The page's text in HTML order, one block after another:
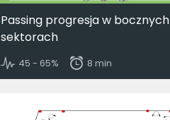
Passing progresja w bocznych
sektorach
45 - 65% 8 min